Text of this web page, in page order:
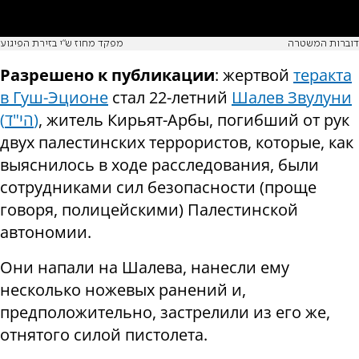
מפקד מחוז ש"י בזירת הפיגוע דוברות המשטרה
Разрешено к публикации: жертвой теракта
в Гуш-Эционе стал 22-летний Шалев Звулуни
(הי"ד), житель Кирьят-Арбы, погибший от рук
двух палестинских террористов, которые, как
выяснилось в ходе расследования, были
сотрудниками сил безопасности (проще
говоря, полицейскими) Палестинской
автономии.
Они напали на Шалева, нанесли ему
несколько ножевых ранений и,
предположительно, застрелили из его же,
отнятого силой пистолета.